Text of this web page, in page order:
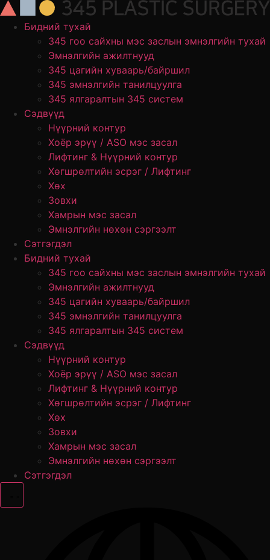
Skip
Бидний тухай
345 гоо сайхны мэс заслын эмнэлгийн тухай
Эмнэлгийн ажилтнууд
345 цагийн хуваарь/байршил
345 эмнэлгийн танилцуулга
345 ялгаралтын 345 систем
Сэдвүүд
Нүүрний контур
Хоёр эрүү / ASO мэс засал
Лифтинг & Нүүрний контур
Хөгшрөлтийн эсрэг / Лифтинг
Хөх
Зовхи
Хамрын мэс засал
Эмнэлгийн нөхөн сэргээлт
Сэтгэгдэл
Бидний тухай
345 гоо сайхны мэс заслын эмнэлгийн тухай
Эмнэлгийн ажилтнууд
345 цагийн хуваарь/байршил
345 эмнэлгийн танилцуулга
345 ялгаралтын 345 систем
Сэдвүүд
Нүүрний контур
Хоёр эрүү / ASO мэс засал
Лифтинг & Нүүрний контур
Хөгшрөлтийн эсрэг / Лифтинг
Хөх
Зовхи
Хамрын мэс засал
Эмнэлгийн нөхөн сэргээлт
Сэтгэгдэл